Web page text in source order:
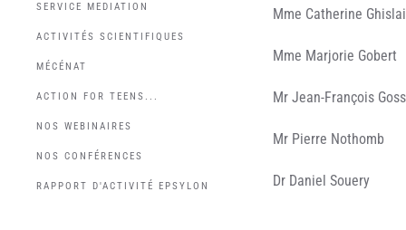
SERVICE MEDIATION
ACTIVITÉS SCIENTIFIQUES
MÉCÉNAT
ACTION FOR TEENS...
NOS WEBINAIRES
NOS CONFÉRENCES
RAPPORT D'ACTIVITÉ EPSYLON
Mme Catherine
Mme Marjorie Gobert
Mr Jean-François
Mr Pierre Nothomb
Dr Daniel Souery